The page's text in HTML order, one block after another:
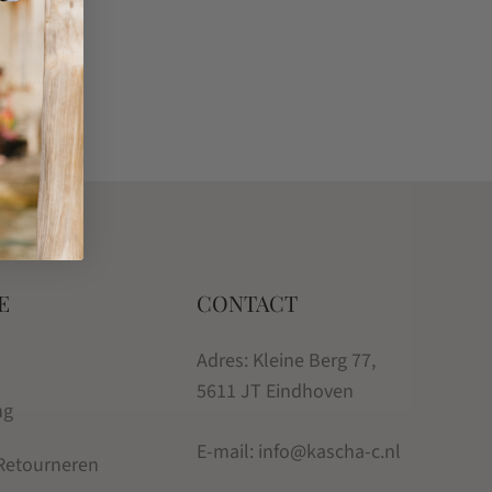
CONTACT
Adres: Kleine Berg 77,
5611 JT Eindhoven
E-mail: info@kascha-c.nl